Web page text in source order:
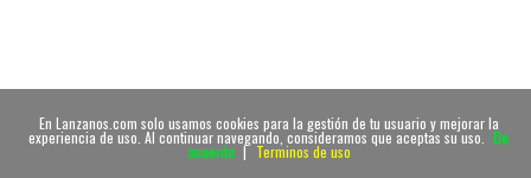
En Lanzanos.com solo usamos cookies para la gestión de tu usuario y mejorar la
experiencia de uso. Al continuar navegando, consideramos que aceptas su uso. De
acuerdo | Terminos de uso